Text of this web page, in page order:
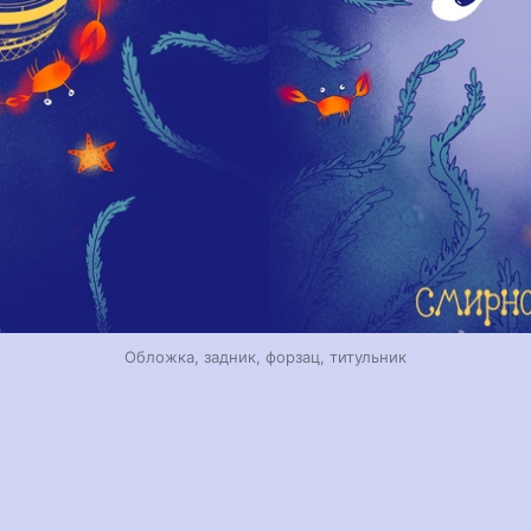
Обложка, задник, форзац, титульник